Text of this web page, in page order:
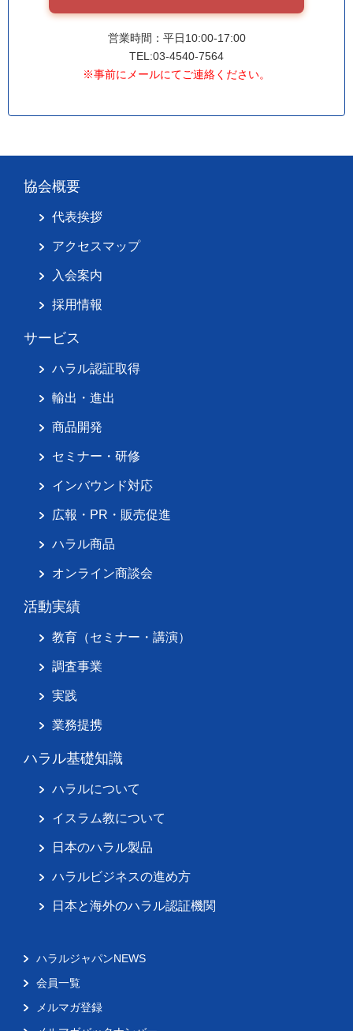
営業時間：平日10:00-17:00
TEL:03-4540-7564
※事前にメールにてご連絡ください。
協会概要
代表挨拶
アクセスマップ
入会案内
採用情報
サービス
ハラル認証取得
輸出・進出
商品開発
セミナー・研修
インバウンド対応
広報・PR・販売促進
ハラル商品
オンライン商談会
活動実績
教育（セミナー・講演）
調査事業
実践
業務提携
ハラル基礎知識
ハラルについて
イスラム教について
日本のハラル製品
ハラルビジネスの進め方
日本と海外のハラル認証機関
ハラルジャパンNEWS
会員一覧
メルマガ登録